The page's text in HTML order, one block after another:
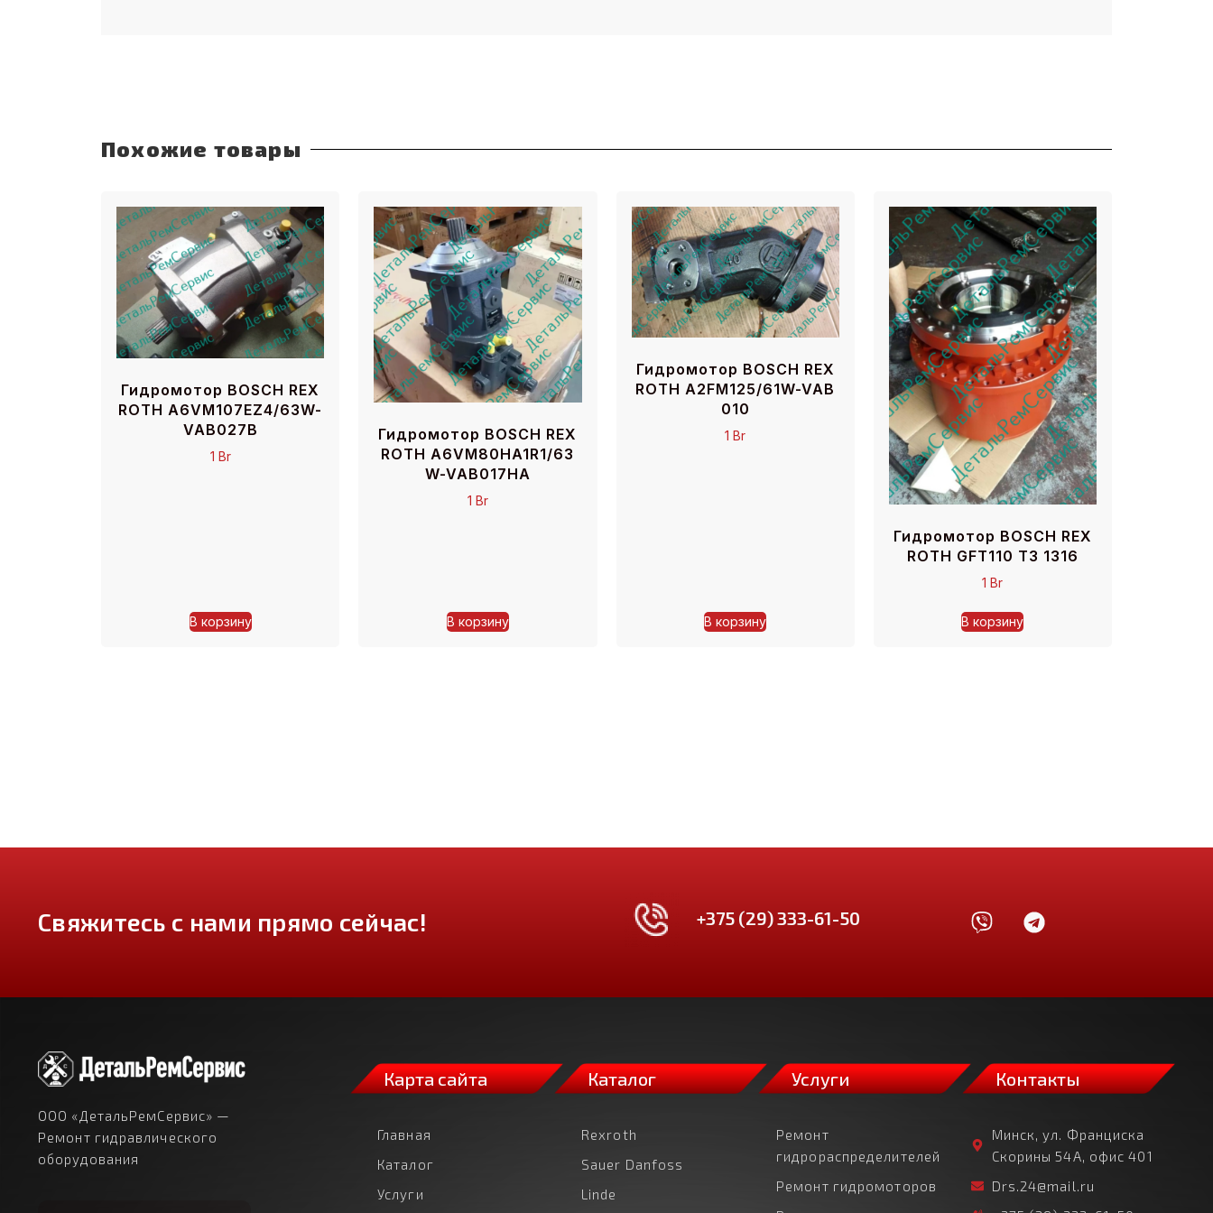
Похожие товары
Гидромотор BOSCH REX
ROTH A6VM107EZ4/63W-
VAB027B
1 Br
В корзину
Гидромотор BOSCH REX
ROTH A6VM80HA1R1/63
W-VAB017HA
1 Br
В корзину
Гидромотор BOSCH REX
ROTH A2FM125/61W-VAB
010
1Br
В корзину
Гидромотор BOSCH REX
ROTH GFT110 T3 1316
1Br
В корзину
Свяжитесь с нами прямо сейчас! +375 (29) 333-61-50
ООО «ДетальРемСервис» —
Ремонт гидравлического
оборудования
Карта сайта
Главная
Каталог
Услуги
Каталог
Rexroth
Sauer Danfoss
Linde
Услуги
Ремонт
гидрораспределителей
Ремонт гидромоторов
Контакты
Минск, ул. Франциска
Скорины 54А, офис 401
Drs.24@mail.ru